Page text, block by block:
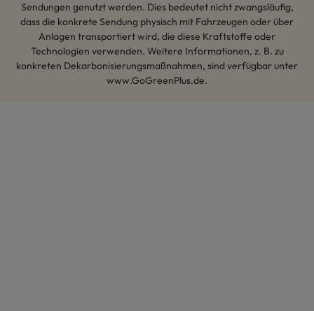
Sendungen genutzt werden. Dies bedeutet nicht zwangsläufig,
dass die konkrete Sendung physisch mit Fahrzeugen oder über
Anlagen transportiert wird, die diese Kraftstoffe oder
Technologien verwenden. Weitere Informationen, z. B. zu
konkreten Dekarbonisierungsmaßnahmen, sind verfügbar unter
www.GoGreenPlus.de.